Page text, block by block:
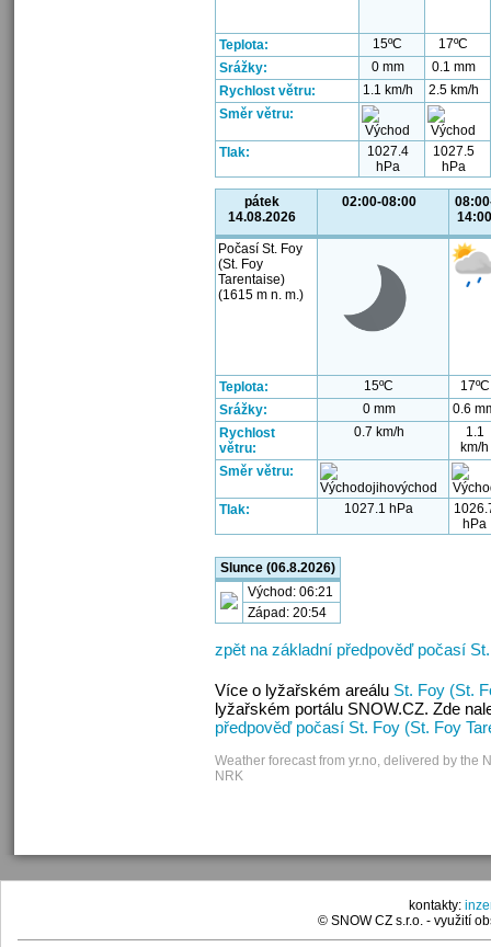
Teplota: 15ºC
17ºC
Srážky:
0 mm
0.1 mm
Rychlost větru:
1.1 km/h
2.5 km/h
Směr větru:
Tlak:
1027.4
hPa
1027.5
hPa
pátek
14.08.2026
02:00-08:00
14:00
Počasí St. Foy
(St. Foy
Tarentaise)
(1615 m n. m.)
Teplota: 15ºC
17ºC
Srážky:
0 mm
0.6
Rychlost
větru:
0.7 km/h
1.1
km/h
Směr větru:
Tlak: 1027.1 hPa
hPa
Slunce (06.8.2026)
Východ: 06:21
Západ: 20:54
zpět na základní předpověď počasí
Více o lyžařském areálu St. Foy (St.
lyžařském portálu SNOW.CZ. Zde
předpověď počasí St. Foy (St. Foy
Weather forecast from yr.no, delivered by the
NRK
kontakty:
© SNOW CZ s.r.o. - využití